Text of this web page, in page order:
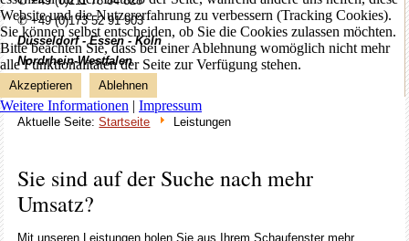
✆ +49 (0)173 52 91 903
Düsseldorf - Essen - Köln
Nordrhein-Westfalen
Aktuelle Seite:Startseite Leistungen
Sie sind auf der Suche nach mehr
Umsatz?
Mit unseren Leistungen holen Sie aus Ihrem Schaufenster mehr
Website und die Nutzererfahrung zu verbessern (Tracking Cookies).
Sie können selbst entscheiden, ob Sie die Cookies zulassen möchten.
Bitte beachten Sie, dass bei einer Ablehnung womöglich nicht mehr
alle Funktionalitäten der Seite zur Verfügung stehen.
Akzeptieren Ablehnen
Weitere Informationen | Impressum